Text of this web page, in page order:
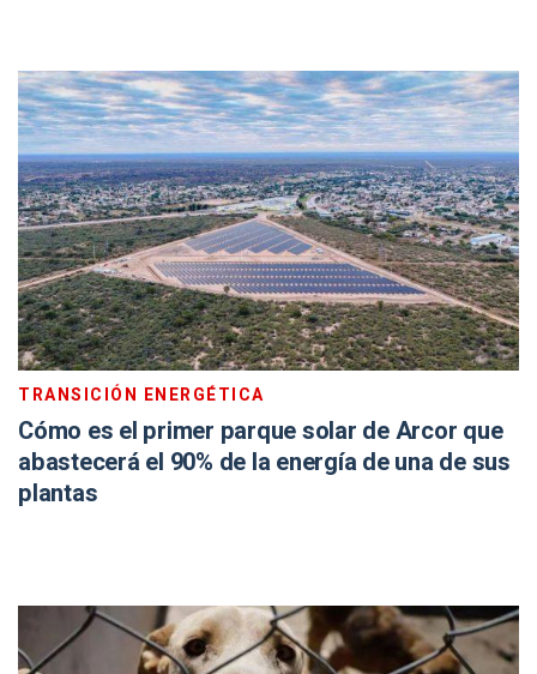
TRANSICIÓN ENERGÉTICA
Cómo es el primer parque solar de Arcor que
abastecerá el 90% de la energía de una de sus
plantas